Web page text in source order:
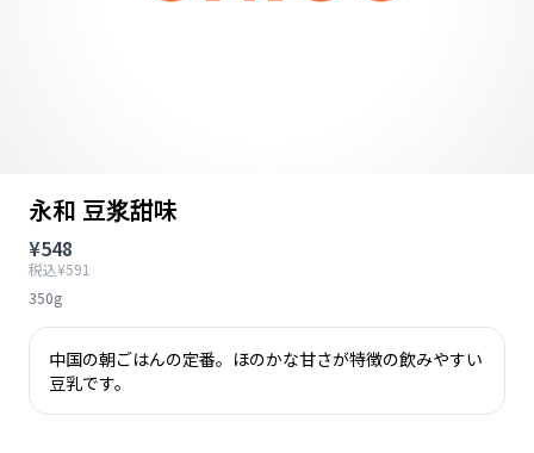
永和 豆浆甜味
¥548
税込¥591
350g
中国の朝ごはんの定番。ほのかな甘さが特徴の飲みやすい
豆乳です。